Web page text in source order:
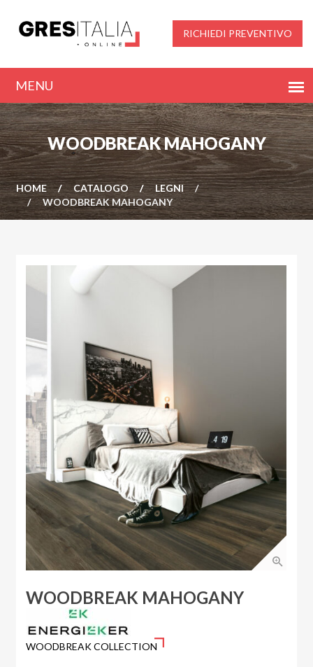
RICHIEDI PREVENTIVO
WOODBREAK MAHOGANY
HOME CATALOGO
LEGNI
WOODBREAK MAHOGANY
WOODBREAK MAHOGANY
WOODBREAK COLLECTION